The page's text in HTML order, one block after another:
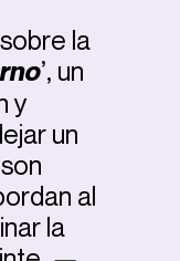
la
’, un
y
un
al
la